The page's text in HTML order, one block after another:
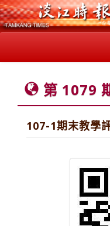
第 1079
107-1期末教學